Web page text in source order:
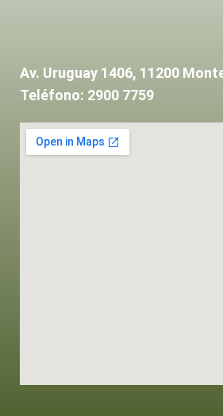
Av. Uruguay 1406, 11200
Teléfono: 2900 7759